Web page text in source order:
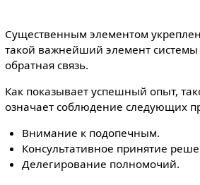
Существенным элементом
такой важнейший элемент системы
обратная связь.
Как показывает успешный опыт,
означает соблюдение следующих
Внимание к подопечным.
Консультативное принятие
Делегирование полномочий.